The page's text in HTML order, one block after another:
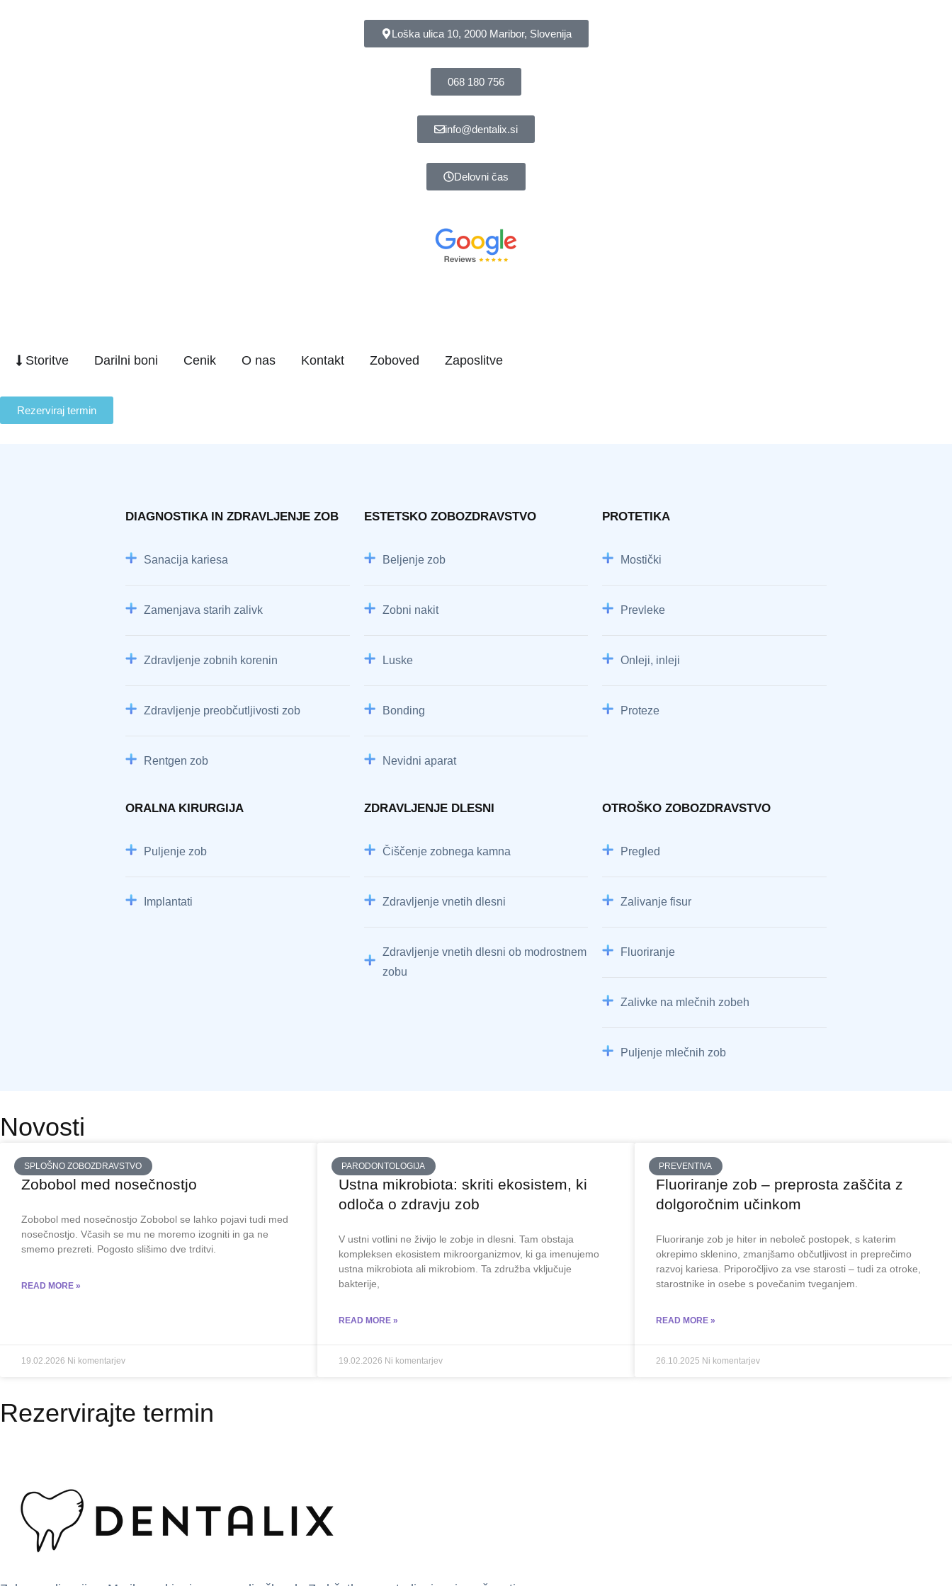
Loška ulica 10, 2000 Maribor, Slovenija
068 180 756
info@dentalix.si
Delovni čas
Storitve Darilni boni Cenik O nas Kontakt Zoboved Zaposlitve
Rezerviraj termin
DIAGNOSTIKA IN ZDRAVLJENJE ZOB
Sanacija kariesa
Zamenjava starih zalivk
Zdravljenje zobnih korenin
Zdravljenje preobčutljivosti zob
Rentgen zob
ESTETSKO ZOBOZDRAVSTVO
Beljenje zob
Zobni nakit
Luske
Bonding
Nevidni aparat
PROTETIKA
Mostički
Prevleke
Onleji, inleji
Proteze
ORALNA KIRURGIJA
Puljenje zob
Implantati
ZDRAVLJENJE DLESNI
Čiščenje zobnega kamna
Zdravljenje vnetih dlesni
Zdravljenje vnetih dlesni ob modrostnem
zobu
OTROŠKO ZOBOZDRAVSTVO
Pregled
Zalivanje fisur
Fluoriranje
Zalivke na mlečnih zobeh
Puljenje mlečnih zob
Novosti
SPLOŠNO ZOBOZDRAVSTVO
Zobobol med nosečnostjo
Zobobol med nosečnostjo Zobobol se lahko pojavi tudi med
nosečnostjo. Včasih se mu ne moremo izogniti in ga ne
smemo prezreti. Pogosto slišimo dve trditvi.
READ MORE »
19.02.2026 Ni komentarjev
PARODONTOLOGIJA
Ustna mikrobiota: skriti ekosistem, ki
odloča o zdravju zob
V ustni votlini ne živijo le zobje in dlesni. Tam obstaja
kompleksen ekosistem mikroorganizmov, ki ga imenujemo
ustna mikrobiota ali mikrobiom. Ta združba vključuje
bakterije,
READ MORE »
19.02.2026 Ni komentarjev
PREVENTIVA
Fluoriranje zob – preprosta zaščita z
dolgoročnim učinkom
Fluoriranje zob je hiter in neboleč postopek, s katerim
okrepimo sklenino, zmanjšamo občutljivost in preprečimo
razvoj kariesa. Priporočljivo za vse starosti – tudi za otroke,
starostnike in osebe s povečanim tveganjem.
READ MORE »
26.10.2025 Ni komentarjev
Rezervirajte termin